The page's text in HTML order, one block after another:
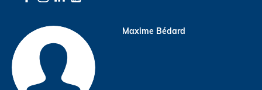
Maxime Bédard